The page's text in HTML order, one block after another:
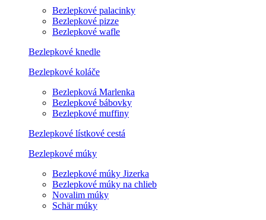
Bezlepkové palacinky
Bezlepkové pizze
Bezlepkové wafle
Bezlepkové knedle
Bezlepkové koláče
Bezlepková Marlenka
Bezlepkové bábovky
Bezlepkové muffiny
Bezlepkové lístkové cestá
Bezlepkové múky
Bezlepkové múky Jizerka
Bezlepkové múky na chlieb
Novalim múky
Schär múky